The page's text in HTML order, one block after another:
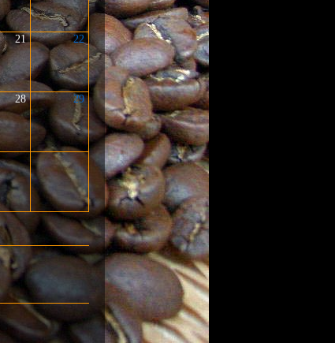
21 22
28 29